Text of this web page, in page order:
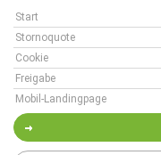
Start
Stornoquote
Cookie
Freigabe
Mobil-Landingpage